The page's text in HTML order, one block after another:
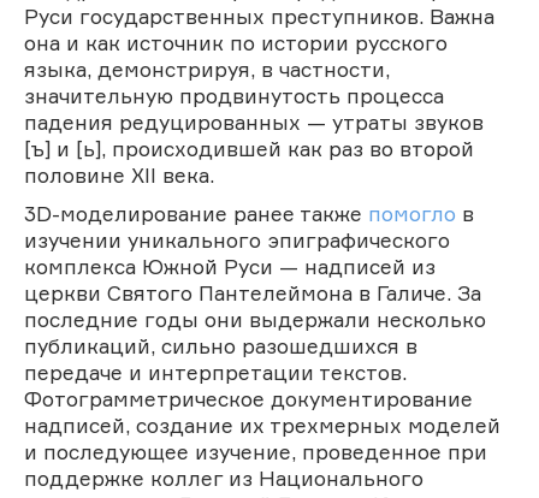
Руси государственных преступников. Важна
она и как источник по истории русского
языка, демонстрируя, в частности,
значительную продвинутость процесса
падения редуцированных — утраты звуков
[ъ] и [ь], происходившей как раз во второй
половине XII века.
3D-моделирование ранее также помогло в
изучении уникального эпиграфического
комплекса Южной Руси — надписей из
церкви Святого Пантелеймона в Галиче. За
последние годы они выдержали несколько
публикаций, сильно разошедшихся в
передаче и интерпретации текстов.
Фотограмметрическое документирование
надписей, создание их трехмерных моделей
и последующее изучение, проведенное при
поддержке коллег из Национального